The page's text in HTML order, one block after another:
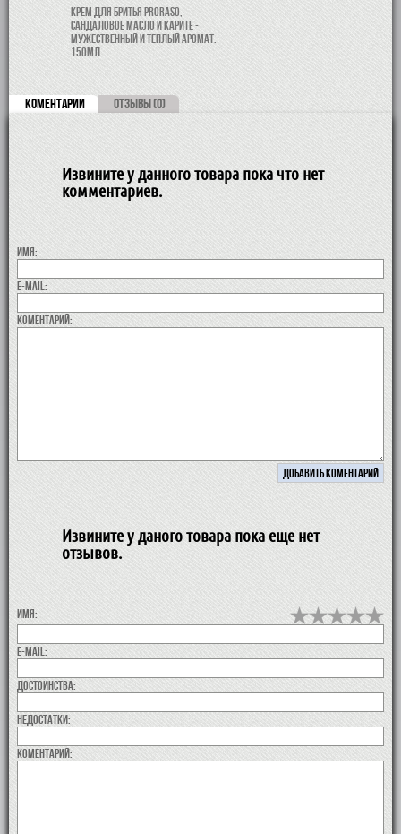
Крем для бритья Proraso,
сандаловое масло и карите -
мужественный и теплый аромат.
150мл
КОМЕНТАРИИ ОТЗЫВЫ (0)
Извините у данного товара пока что нет
комментариев.
Имя:
E-MAIL:
коментарий:
Извините у даного товара пока еще нет
отзывов.
Имя:
E-MAIL:
Достоинства:
недостатки:
коментарий: